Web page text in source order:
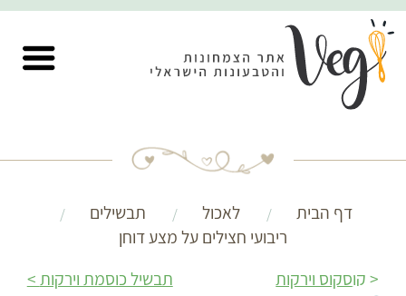
דף הבית לאכול
תבשילים
ריבועי חצילים על מצע דוחן
קוסקוס וירקות
תבשיל כוסמת וירקות